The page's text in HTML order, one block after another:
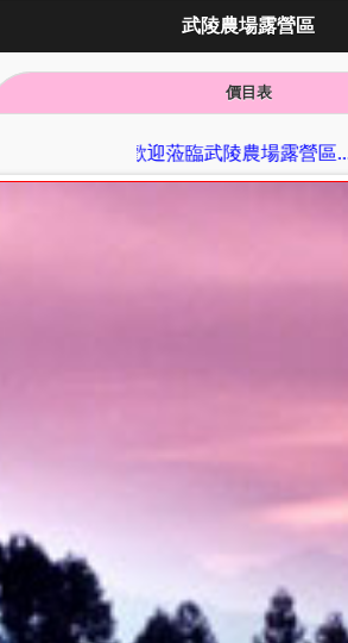
武陵農場露營區
價目表
歡迎蒞臨武陵農場露營區...